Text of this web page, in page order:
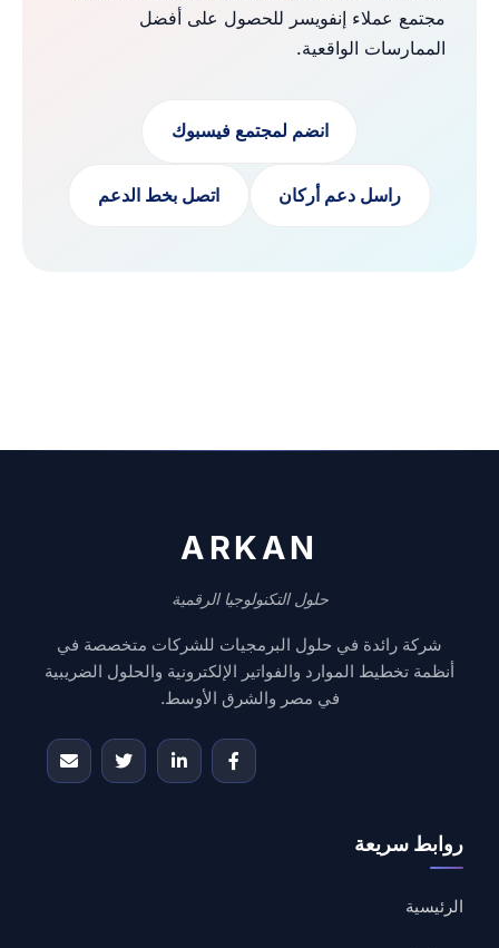
مجتمع عملاء إنفويسر للحصول على أفضل
الممارسات الواقعية.
انضم لمجتمع فيسبوك
راسل دعم أركان اتصل بخط الدعم
ARKAN
حلول التكنولوجيا الرقمية
شركة رائدة في حلول البرمجيات للشركات متخصصة في
أنظمة تخطيط الموارد والفواتير الإلكترونية والحلول الضريبية
في مصر والشرق الأوسط.
روابط سريعة
الرئيسية